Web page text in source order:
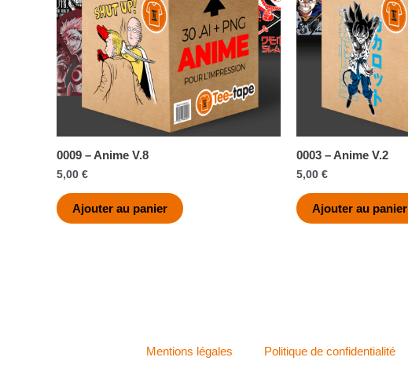
0009 – Anime V.8
5,00 €
Ajouter au panier
0003 – Anime V.2
5,00 €
Ajouter au panier
Mentions légales Politique de confidentialité